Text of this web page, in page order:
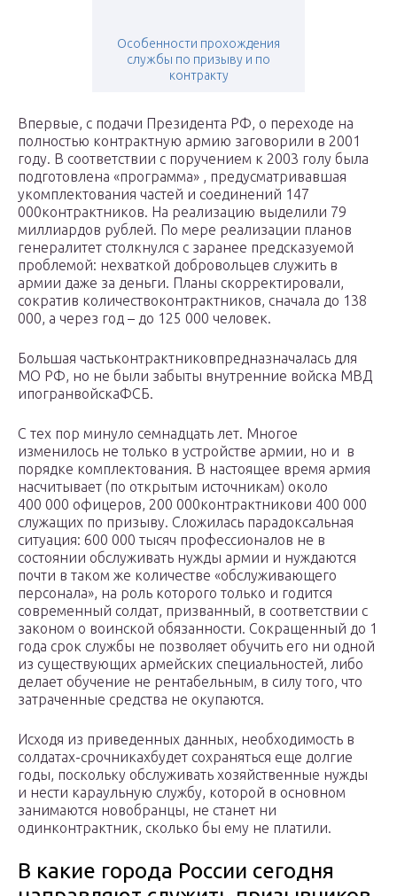
Особенности прохождения
службы по призыву и по
контракту
Впервые, с подачи Президента РФ, о переходе на
полностью контрактную армию заговорили в 2001
году. В соответствии с поручением к 2003 голу была
подготовлена «программа» , предусматривавшая
укомплектования частей и соединений 147
000контрактников. На реализацию выделили 79
миллиардов рублей. По мере реализации планов
генералитет столкнулся с заранее предсказуемой
проблемой: нехваткой добровольцев служить в
армии даже за деньги. Планы скорректировали,
сократив количествоконтрактников, сначала до 138
000, а через год – до 125 000 человек.
Большая частьконтрактниковпредназначалась для
МО РФ, но не были забыты внутренние войска МВД
ипогранвойскаФСБ.
С тех пор минуло семнадцать лет. Многое
изменилось не только в устройстве армии, но и в
порядке комплектования. В настоящее время армия
насчитывает (по открытым источникам) около
400 000 офицеров, 200 000контрактникови 400 000
служащих по призыву. Сложилась парадоксальная
ситуация: 600 000 тысяч профессионалов не в
состоянии обслуживать нужды армии и нуждаются
почти в таком же количестве «обслуживающего
персонала», на роль которого только и годится
современный солдат, призванный, в соответствии с
законом о воинской обязанности. Сокращенный до 1
года срок службы не позволяет обучить его ни одной
из существующих армейских специальностей, либо
делает обучение не рентабельным, в силу того, что
затраченные средства не окупаются.
Исходя из приведенных данных, необходимость в
солдатах-срочникахбудет сохраняться еще долгие
годы, поскольку обслуживать хозяйственные нужды
и нести караульную службу, которой в основном
занимаются новобранцы, не станет ни
одинконтрактник, сколько бы ему не платили.
В какие города России сегодня